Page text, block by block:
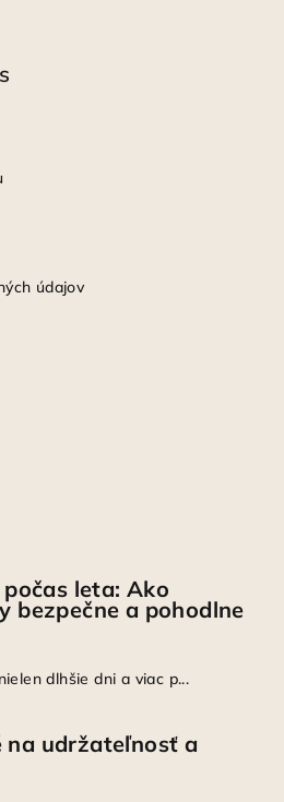
údajov
leta: Ako
bezpečne a pohodlne
dlhšie dni a viac p...
na udržateľnosť a